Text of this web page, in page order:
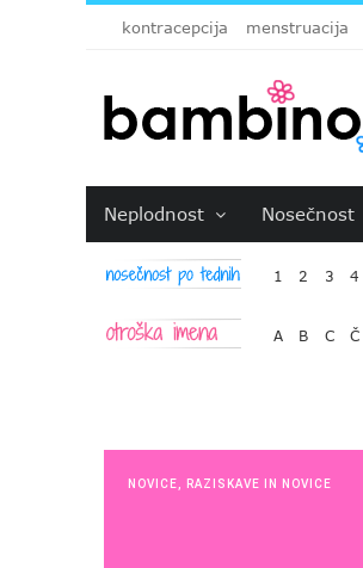
kontracepcija menstruacija
Neplodnost Nosečnost
1 2 3 4
A B C Č
NOVICE RAZISKAVE IN NOVICE